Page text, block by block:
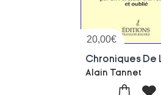
20,00€
Alain Tannet